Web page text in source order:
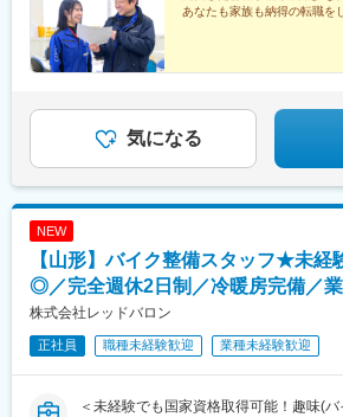
南田2254-5・天童寒河江支部／山形県天
部／山形県南陽市梨郷648-4・新庄支部
38・北村山支部／山形県村山市中央2-3-
あなたも家族も納得の転職を
気になる
NEW
【山形】バイク整備スタッフ★未経
◎／完全週休2日制／冷暖房完備／
株式会社レッドバロン
正社員 職種未経験歓迎 業種未経験歓迎
＜未経験でも国家資格取得可能！趣味(